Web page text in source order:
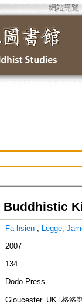
網站導覽
Buddhistic
Fa-hsien ; Legge,
2007
134
Dodo Press
Gloucester, UK [格洛